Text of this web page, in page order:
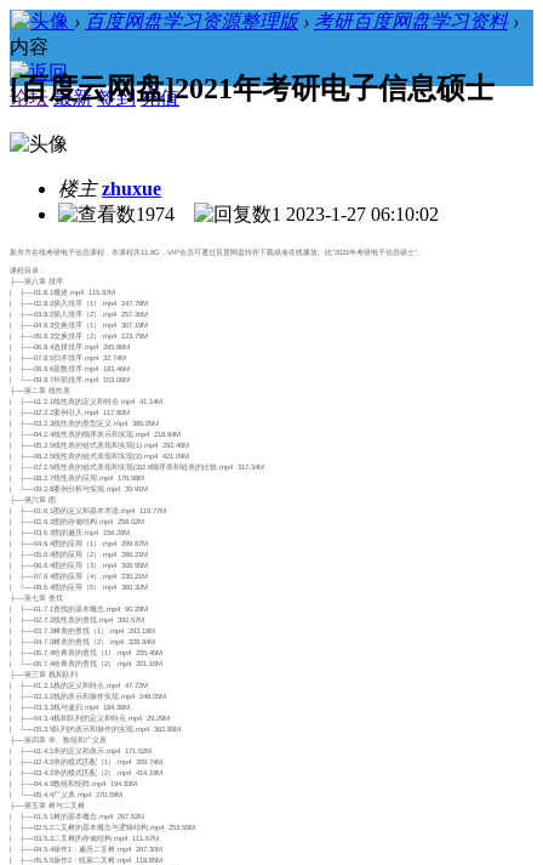
› 百度网盘学习资源整理版 › 考研百度网盘学习资料 ›
内容
论坛 最新 签到 充值
[百度云网盘]2021年考研电子信息硕士
楼主 zhuxue
1974
1 2023-1-27 06:10:02
新东方在线考研电子信息课程，本课程共11.8G，VIP会员可通过百度网盘转存下载或者在线播放。此“2021年考研电子信息硕士”。
课程目录：
├──第八章 排序
| ├──01.8.1概述.mp4 115.87M
| ├──02.8.2插入排序（1）.mp4 247.78M
| ├──03.8.2插入排序（2）.mp4 257.36M
| ├──04.8.3交换排序（1）.mp4 307.19M
| ├──05.8.3交换排序（2）.mp4 123.79M
| ├──06.8.4选择排序.mp4 265.86M
| ├──07.8.5归并排序.mp4 32.74M
| ├──08.8.6基数排序.mp4 183.46M
| └──09.8.7外部排序.mp4 153.06M
├──第二章 线性表
| ├──01.2.1线性表的定义和特点.mp4 41.14M
| ├──02.2.2案例引入.mp4 117.80M
| ├──03.2.3线性表的类型定义.mp4 385.05M
| ├──04.2.4线性表的顺序表示和实现.mp4 218.84M
| ├──05.2.5线性表的链式表现和实现(1).mp4 292.46M
| ├──06.2.5线性表的链式表现和实现(2).mp4 421.09M
| ├──07.2.5线性表的链式表现和实现(3)2.6顺序表和链表的比较.mp4 317.34M
| ├──08.2.7线性表的应用.mp4 176.98M
| └──09.2.8案例分析与实现.mp4 39.91M
├──第六章 图
| ├──01.6.1图的定义和基本术语.mp4 119.77M
| ├──02.6.2图的存储结构.mp4 258.02M
| ├──03.6.3图的遍历.mp4 156.26M
| ├──04.6.4图的应用（1）.mp4 299.87M
| ├──05.6.4图的应用（2）.mp4 286.21M
| ├──06.6.4图的应用（3）.mp4 308.95M
| ├──07.6.4图的应用（4）.mp4 230.21M
| └──08.6.4图的应用（5）.mp4 360.32M
├──第七章 查找
| ├──01.7.1查找的基本概念.mp4 90.29M
| ├──02.7.2线性表的查找.mp4 392.57M
| ├──03.7.3树表的查找（1）.mp4 293.18M
| ├──04.7.3树表的查找（2）.mp4 328.94M
| ├──05.7.4哈希表的查找（1）.mp4 255.45M
| └──06.7.4哈希表的查找（2）.mp4 201.16M
├──第三章 栈和队列
| ├──01.3.1栈的定义和特点.mp4 47.72M
| ├──02.3.2栈的表示和操作实现.mp4 248.05M
| ├──03.3.3栈与递归.mp4 184.38M
| ├──04.3.4栈和队列的定义和特点.mp4 29.29M
| └──05.3.5队列的表示和操作的实现.mp4 362.85M
├──第四章 串、数组和广义表
| ├──01.4.1串的定义和表示.mp4 171.52M
| ├──02.4.2串的模式匹配（1）.mp4 359.74M
| ├──03.4.2串的模式匹配（2）.mp4 414.19M
| ├──04.4.3数组和矩阵.mp4 194.83M
| └──05.4.4广义表.mp4 270.59M
├──第五章 树与二叉树
| ├──01.5.1树的基本概念.mp4 267.52M
| ├──02.5.2二叉树的基本概念与逻辑结构.mp4 253.55M
| ├──03.5.3二叉树的存储结构.mp4 111.67M
| ├──04.5.4操作1：遍历二叉树.mp4 267.30M
| ├──05.5.5操作2：线索二叉树.mp4 118.85M